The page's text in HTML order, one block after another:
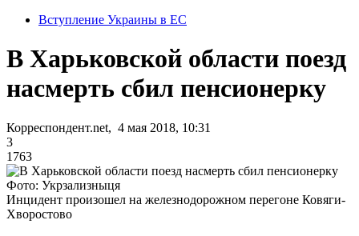
Вступление Украины в ЕС
В Харьковской области поезд
насмерть сбил пенсионерку
Корреспондент.net, 4 мая 2018, 10:31
3
1763
Фото: Укрзализныця
Инцидент произошел на железнодорожном перегоне Ковяги-
Хворостово